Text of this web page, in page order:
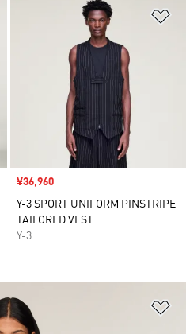
ほしいものリストに追加
セール価格
¥36,960
Y-3 SPORT UNIFORM PINSTRIPE
TAILORED VEST
Y-3